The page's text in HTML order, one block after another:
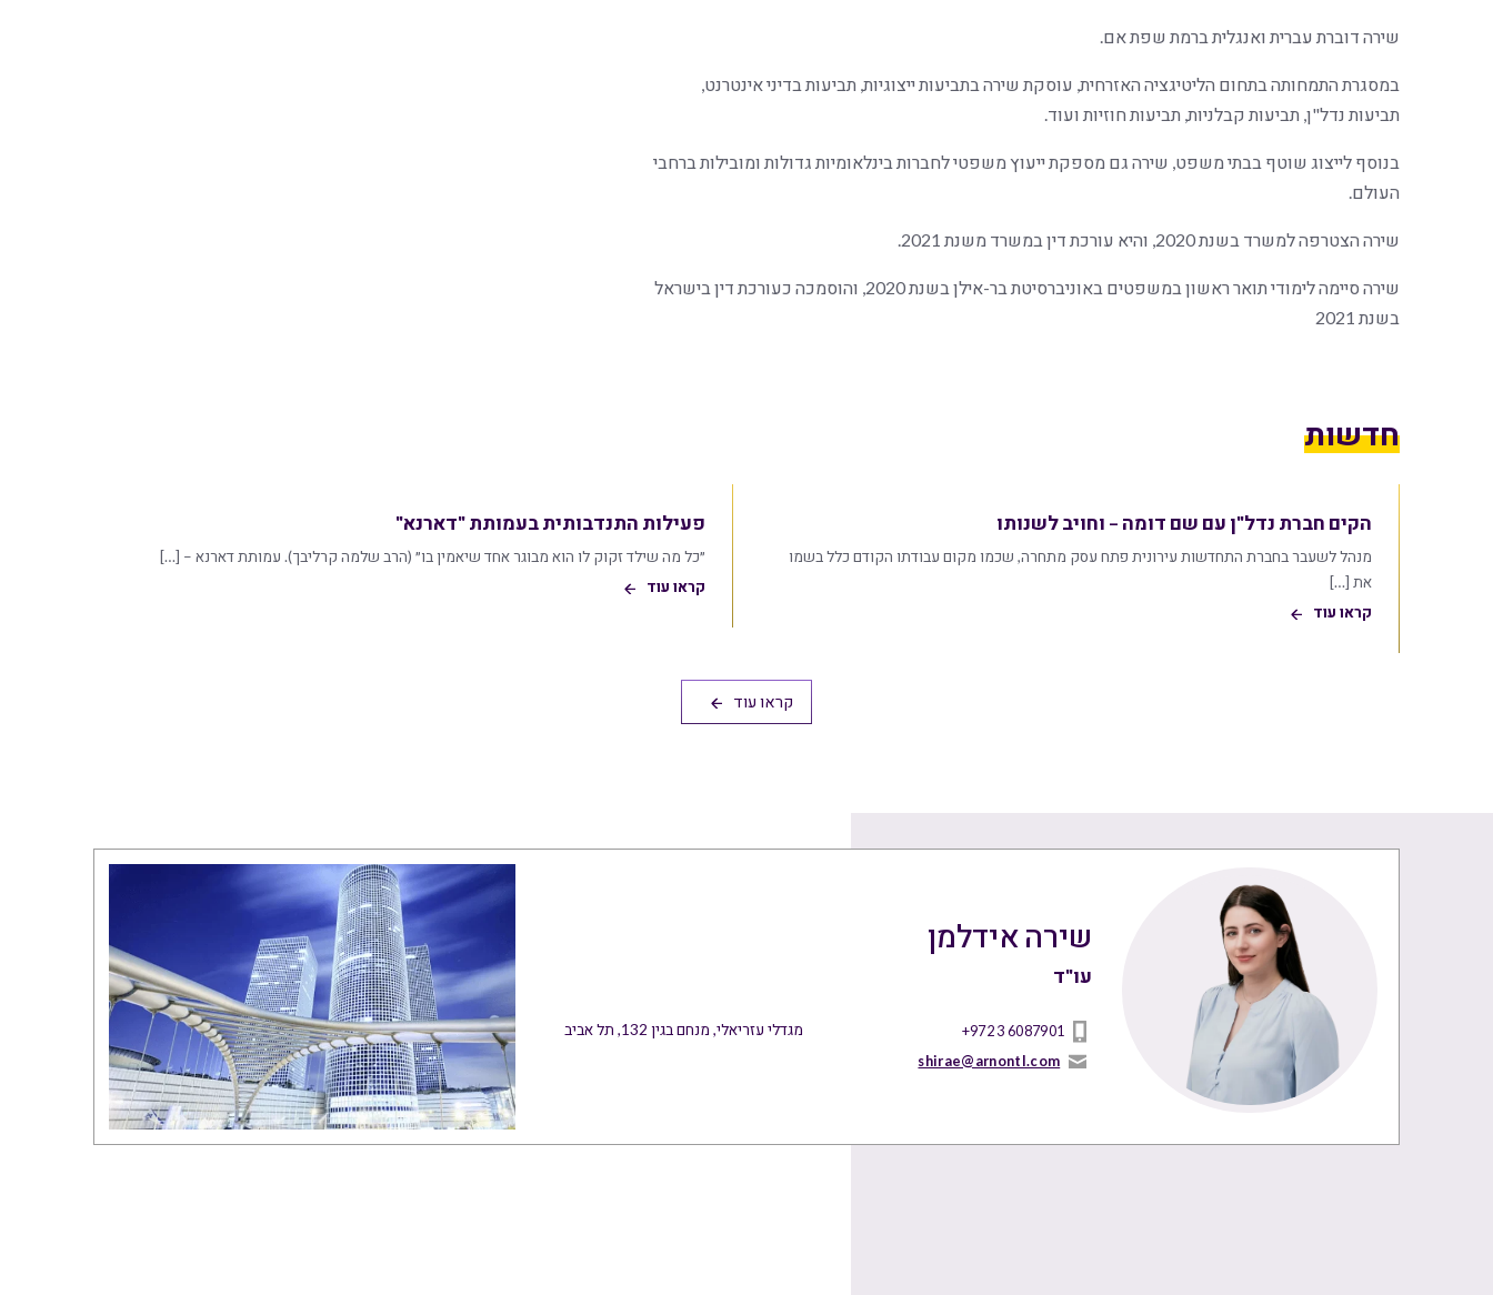
שירה דוברת עברית ואנגלית ברמת שפת אם.
במסגרת התמחותה בתחום הליטיגציה האזרחית, עוסקת שירה בתביעות ייצוגיות, תביעות בדיני אינטרנט,
תביעות נדל"ן, תביעות קבלניות, תביעות חוזיות ועוד.
בנוסף לייצוג שוטף בבתי משפט, שירה גם מספקת ייעוץ משפטי לחברות בינלאומיות גדולות ומובילות ברחבי
העולם.
שירה הצטרפה למשרד בשנת 2020, והיא עורכת דין במשרד משנת 2021.
שירה סיימה לימודי תואר ראשון במשפטים באוניברסיטת בר-אילן בשנת 2020, והוסמכה כעורכת דין בישראל
בשנת 2021
חדשות
הקים חברת נדל"ן עם שם דומה – וחויב לשנותו
מנהל לשעבר בחברת התחדשות עירונית פתח עסק מתחרה, שכמו מקום עבודתו הקודם כלל בשמו
את […]
קראו עוד
פעילות התנדבותית בעמותת "דארנא"
״כל מה שילד זקוק לו הוא מבוגר אחד שיאמין בו״ (הרב שלמה קרליבך). עמותת דארנא – […]
קראו עוד
קראו עוד
שירה אידלמן
עו"ד
+972 3 6087901
shirae@arnontl.com
מגדלי עזריאלי, מנחם בגין 132, תל אביב